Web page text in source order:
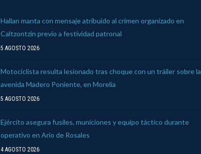
Hallan manta con mensaje atribuido al crimen organizado en
Caltzontzin previo a festividad patronal
5 AGOSTO 2026
Motociclista resulta lesionado tras choque con un tráiler sobre la
avenida Madero Poniente, en Morelia
5 AGOSTO 2026
Ejército asegura fusiles, municiones y equipo táctico durante
operativo en Ario de Rosales
4 AGOSTO 2026